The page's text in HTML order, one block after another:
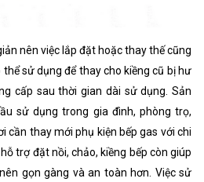
nên việc lắp đặt hoặc thay thế cũng
sử dụng để thay cho kiềng cũ bị hư
cấp sau thời gian dài sử dụng. Sản
sử dụng trong gia đình, phòng trọ,
cần thay mới phụ kiện bếp gas với chi
trợ đặt nồi, chảo, kiềng bếp còn giúp
gọn gàng và an toàn hơn. Việc sử